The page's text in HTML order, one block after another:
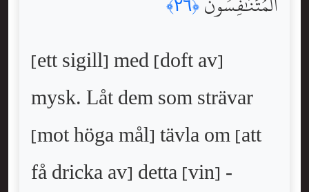
﴿٢٦﴾
[ett sigill] med [doft av]
mysk. Låt dem som strävar
[mot höga mål] tävla om [att
få dricka av] detta [vin] -